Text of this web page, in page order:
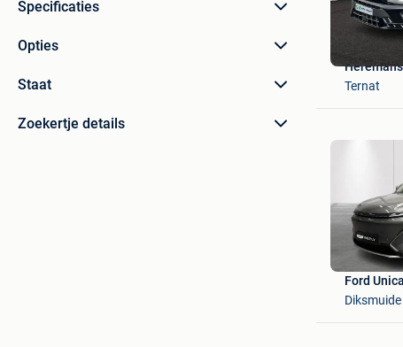
Specificaties
Opties
Staat
Zoekertje details
Ternat
Ford
Diksmuide